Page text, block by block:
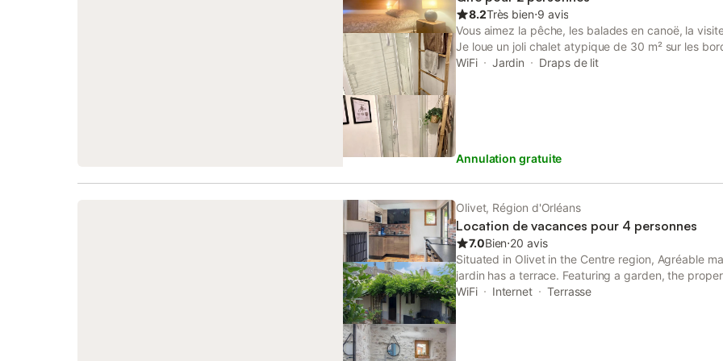
wifi gratuit (fibre) Draps et serviettes fournis
et chaise haute Basse saison : 80€/nuitée jusqu’à
supplémentaire ou 500 €/semaine Haute saison :
personnes + 10€/personne supplémentaire ou 580
8.2Très bien⋅9 avis
Vous aimez la pêche, les balades en canoë, la
Je loue un joli chalet atypique de 30 m² sur les
ancien garage à bateau. Indépendant à notre
WiFi Jardin Draps de lit
Annulation gratuite
Olivet, Région d'Orléans
Location de vacances pour 4 personnes
7.0Bien⋅20 avis
Situated in Olivet in the Centre region, Agréable
jardin has a terrace. Featuring a garden, the
of Sports Hall of Orleans. The property is non-
WiFi Internet Terrasse